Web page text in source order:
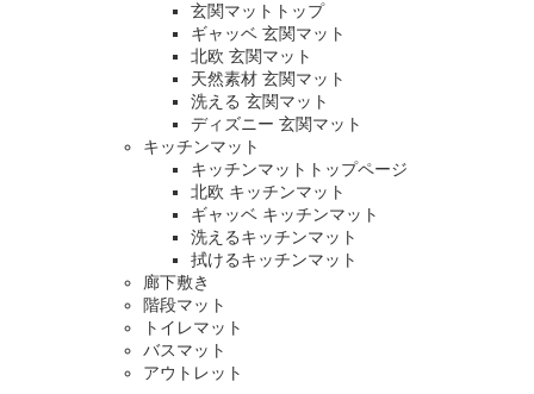
玄関マットトップ
ギャッベ 玄関マット
北欧 玄関マット
天然素材 玄関マット
洗える 玄関マット
ディズニー 玄関マット
キッチンマット
キッチンマットトップページ
北欧 キッチンマット
ギャッベ キッチンマット
洗えるキッチンマット
拭けるキッチンマット
廊下敷き
階段マット
トイレマット
バスマット
アウトレット